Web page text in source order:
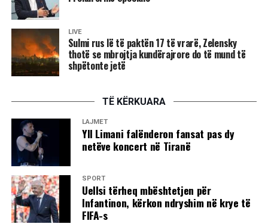
dyshimta /Bild/
LIVE
Sulmi rus lë të paktën 17 të vrarë, Zelensky
thotë se mbrojtja kundërajrore do të mund të
shpëtonte jetë
TË KËRKUARA
LAJMET
Yll Limani falënderon fansat pas dy
netëve koncert në Tiranë
SPORT
Uellsi tërheq mbështetjen për
Infantinon, kërkon ndryshim në krye të
FIFA-s